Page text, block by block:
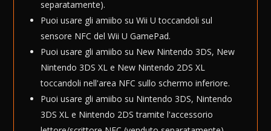
separatamente).
Puoi usare gli amiibo su Wii U toccandoli sul
sensore NFC del Wii U GamePad.
Puoi usare gli amiibo su New Nintendo 3DS, New
Nintendo 3DS XL e New Nintendo 2DS XL
toccandoli nell'area NFC sullo schermo inferiore.
Puoi usare gli amiibo su Nintendo 3DS, Nintendo
3DS XL e Nintendo 2DS tramite l'accessorio